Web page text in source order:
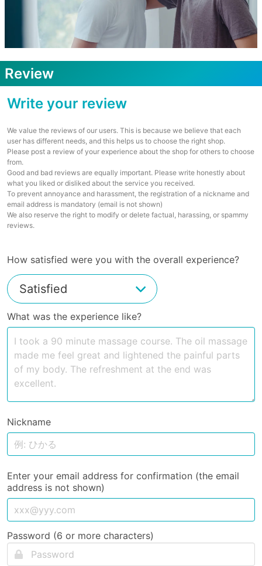
Review
Write your review
We value the reviews of our users. This is because we believe that each
user has different needs, and this helps us to choose the right shop.
Please post a review of your experience about the shop for others to choose
from.
Good and bad reviews are equally important. Please write honestly about
what you liked or disliked about the service you received.
To prevent annoyance and harassment, the registration of a nickname and
email address is mandatory (email is not shown)
We also reserve the right to modify or delete factual, harassing, or spammy
reviews.
How satisfied were you with the overall experience?
What was the experience like?
Nickname
Enter your email address for confirmation (the email
address is not shown)
Password (6 or more characters)